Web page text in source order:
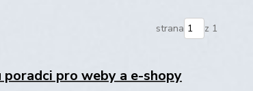
strana z 1
pro weby a e-shopy